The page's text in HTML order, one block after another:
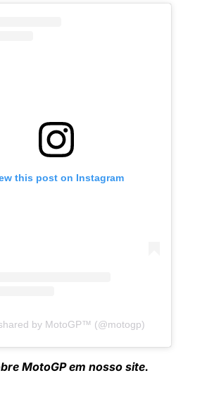
this post on Instagram
by MotoGP™ (@motogp)
MotoGP em nosso site.